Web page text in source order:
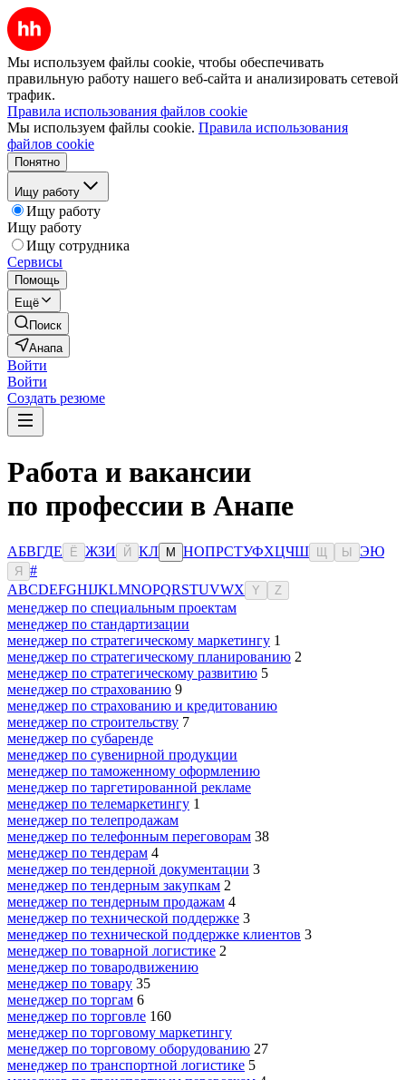
Мы используем файлы cookie, чтобы обеспечивать
правильную работу нашего веб-сайта и анализировать сетевой
трафик.
Правила использования файлов cookie
Мы используем файлы cookie. Правила использования
файлов cookie
Понятно
Ищу работу
Ищу работу
Ищу работу
Ищу сотрудника
Сервисы
Помощь
Ещё
Поиск
Анапа
Войти
Войти
Создать резюме
Работа и вакансии
по профессии в Анапе
АБВГДЕ Ё ЖЗИ Й КЛ М НОПРСТУФХЦЧШ Ы ЭЮ
Я
#
ABCDEFGHIJKLMNOPQRSTUVWX Y Z
менеджер по специальным проектам
менеджер по стандартизации
менеджер по стратегическому маркетингу 1
менеджер по стратегическому планированию 2
менеджер по стратегическому развитию 5
менеджер по страхованию 9
менеджер по страхованию и кредитованию
менеджер по строительству 7
менеджер по субаренде
менеджер по сувенирной продукции
менеджер по таможенному оформлению
менеджер по таргетированной рекламе
менеджер по телемаркетингу 1
менеджер по телепродажам
менеджер по телефонным переговорам 38
менеджер по тендерам 4
менеджер по тендерной документации 3
менеджер по тендерным закупкам 2
менеджер по тендерным продажам 4
менеджер по технической поддержке 3
менеджер по технической поддержке клиентов 3
менеджер по товарной логистике 2
менеджер по товародвижению
менеджер по товару 35
менеджер по торгам 6
менеджер по торговле 160
менеджер по торговому маркетингу
менеджер по торговому оборудованию 27
менеджер по транспортной логистике 5